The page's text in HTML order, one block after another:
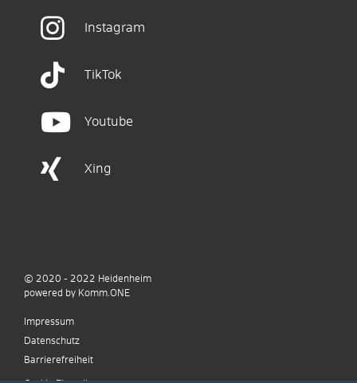
Instagram
TikTok
Youtube
Xing
© 2020 - 2022 Heidenheim
powered by Komm.ONE
Impressum
Datenschutz
Barrierefreiheit